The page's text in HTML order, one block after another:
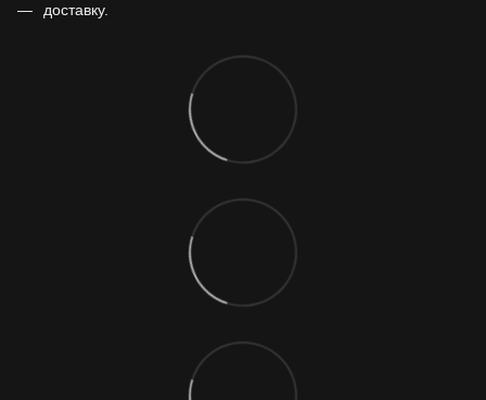
доставку.